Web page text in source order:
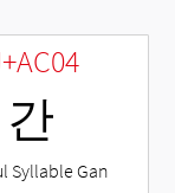
간
Syllable Gan